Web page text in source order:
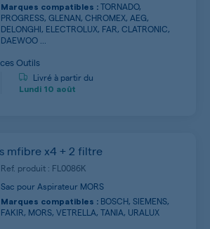
Marques compatibles : TORNADO,
PROGRESS, GLENAN, CHROMEX, AEG,
DELONGHI, ELECTROLUX, FAR, CLATRONIC,
DAEWOO ...
Outils
Livré à partir du
Lundi 10 août
mfibre x4 + 2 filtre
Ref. produit : FL0086K
Sac pour Aspirateur MORS
Marques compatibles : BOSCH, SIEMENS,
FAKIR, MORS, VETRELLA, TANIA, URALUX